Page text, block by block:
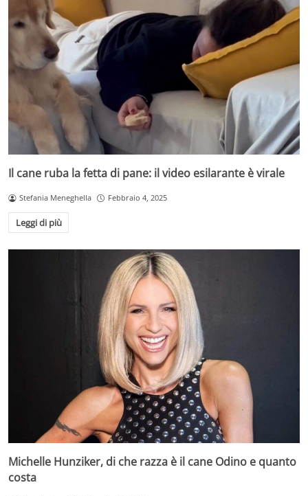
Il cane ruba la fetta di pane: il video esilarante è virale
Stefania Meneghella Febbraio 4, 2025
Leggi di più
Michelle Hunziker, di che razza è il cane Odino e quanto
costa